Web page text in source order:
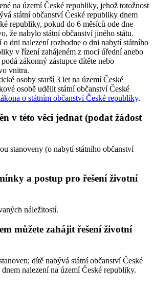
na území České republiky, jehož totožnost
státní občanství České republiky dnem
republiky, pokud do 6 měsíců ode dne
že nabylo státní občanství jiného státu.
dni nalezení rozhodne o dni nabytí státního
v řízení zahájeném z moci úřední anebo
zákonný zástupce dítěte nebo
vnitra.
osoby starší 3 let na území České
osobě udělit státní občanství České
o státním občanství České republiky.
v této věci jednat (podat žádost
stanoveny (o nabytí státního občanství
a postup pro řešení životní
náležitostí.
můžete zahájit řešení životní
dítě nabývá státní občanství České
nalezení na území České republiky.